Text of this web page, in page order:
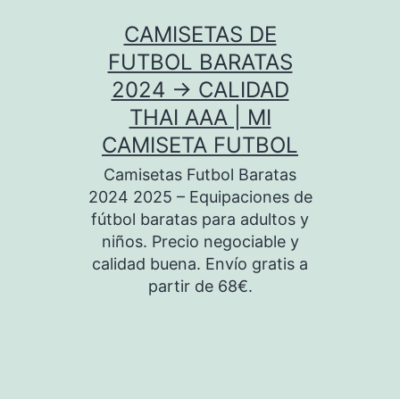
CAMISETAS DE
FUTBOL BARATAS
2024 → CALIDAD
THAI AAA | MI
CAMISETA FUTBOL
Camisetas Futbol Baratas
2024 2025 – Equipaciones de
fútbol baratas para adultos y
niños. Precio negociable y
calidad buena. Envío gratis a
partir de 68€.